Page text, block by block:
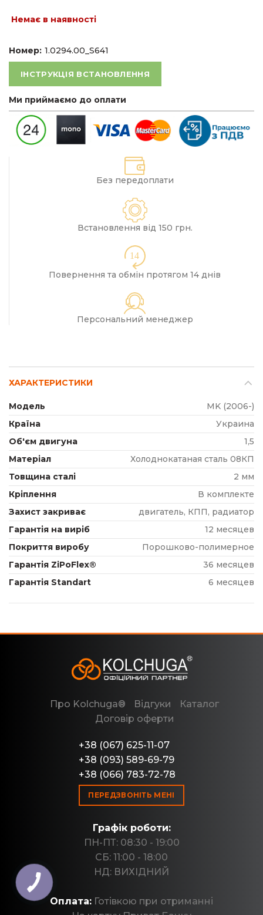
Немає в наявності
Номер: 1.0294.00_S641
ІНСТРУКЦІЯ ВСТАНОВЛЕННЯ
Ми приймаємо до оплати
Без передоплати
Встановлення від 150 грн.
14
Повернення та обмін протягом 14 днів
Персональний менеджер
ХАРАКТЕРИСТИКИ
Модель
MK (2006-)
Країна
Украина
Об'єм двигуна
1,5
Матеріал
Холоднокатаная сталь 08КП
Товщина сталі
2 мм
Кріплення
В комплекте
Захист закриває
двигатель, КПП, радиатор
Гарантія на виріб
12 месяцев
Покриття виробу
Порошково-полимерное
Гарантія ZiPoFlex®
36 месяцев
Гарантія Standart
6 месяцев
Про Kolchuga® Відгуки
Каталог
Договір оферти
+38 (067) 625-11-07
+38 (093) 589-69-79
+38 (066) 783-72-78
ПЕРЕДЗВОНІТЬ МЕНІ
Графік роботи:
ПН-ПТ: 08:30 - 19:00
СБ: 11:00 - 18:00
НД: ВИХІДНИЙ
Оплата: Готівкою при отриманні